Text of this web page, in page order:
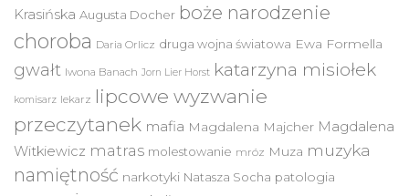
Krasińska Augusta Docher boże narodzenie
choroba Daria Orlicz druga wojna światowa Ewa Formella
gwałt Iwona Banach Jorn Lier Horst katarzyna misiołek
komisarz lekarz lipcowe wyzwanie
przeczytanek mafia Magdalena Majcher Magdalena
Witkiewicz matras molestowanie mróz Muza muzyka
namiętność narkotyki Natasza Socha patologia